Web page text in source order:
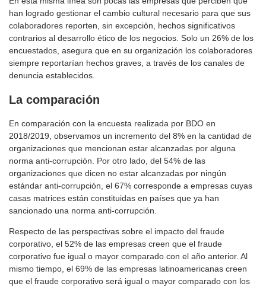
han logrado gestionar el cambio cultural necesario para que sus
colaboradores reporten, sin excepción, hechos significativos
contrarios al desarrollo ético de los negocios. Solo un 26% de los
encuestados, asegura que en su organización los colaboradores
siempre reportarían hechos graves, a través de los canales de
denuncia establecidos.
La comparación
En comparación con la encuesta realizada por BDO en
2018/2019, observamos un incremento del 8% en la cantidad de
organizaciones que mencionan estar alcanzadas por alguna
norma anti-corrupción. Por otro lado, del 54% de las
organizaciones que dicen no estar alcanzadas por ningún
estándar anti-corrupción, el 67% corresponde a empresas cuyas
casas matrices están constituidas en países que ya han
sancionado una norma anti-corrupción.
Respecto de las perspectivas sobre el impacto del fraude
corporativo, el 52% de las empresas creen que el fraude
corporativo fue igual o mayor comparado con el año anterior. Al
mismo tiempo, el 69% de las empresas latinoamericanas creen
que el fraude corporativo será igual o mayor comparado con los